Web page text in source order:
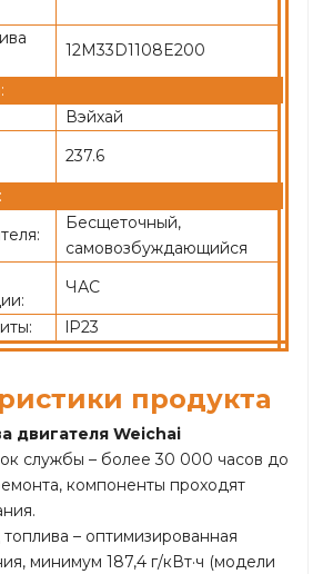
12M33D1108E200
Вэйхай
237.6
Бесщеточный,
самовозбуждающийся
ЧАС
lP23
продукта
двигателя Weichai
службы – более 30 000 часов до
компоненты проходят
– оптимизированная
минимум 187,4 г/кВт·ч (модели